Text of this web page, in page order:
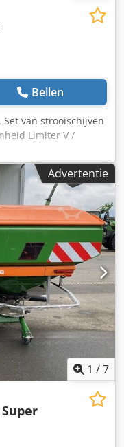
Bellen
, Set van strooischijven
Limiter V /
/ strooiwerk
slipkoppeling /
/ vuilvanger S /
Advertentie
1 /7
Super